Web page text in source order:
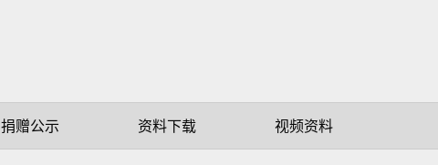
捐赠公示 资料下载 视频资料